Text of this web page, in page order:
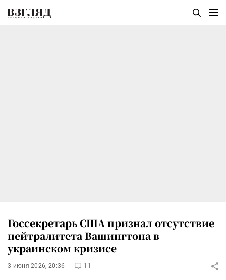
Госсекретарь США признал отсутствие
нейтралитета Вашингтона в
украинском кризисе
3 июня 2026, 20:36 11